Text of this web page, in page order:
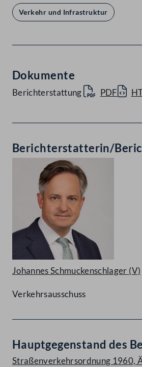
Verkehr und Infrastruktur
Dokumente
Berichterstattung PDF
Berichterstatterin/
Johannes Schmuckenschlager (V)
Verkehrsausschuss
Hauptgegenstand des
Straßenverkehrsordnung 1960,